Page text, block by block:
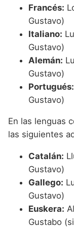
Francés:
Gustavo)
Italiano:
Gustavo)
Alemán:
Gustavo)
Portugués:
Gustavo)
En las lenguas
las siguientes
Catalán:
Gustavo)
Gallego:
Gustavo)
Euskera:
Gustabo